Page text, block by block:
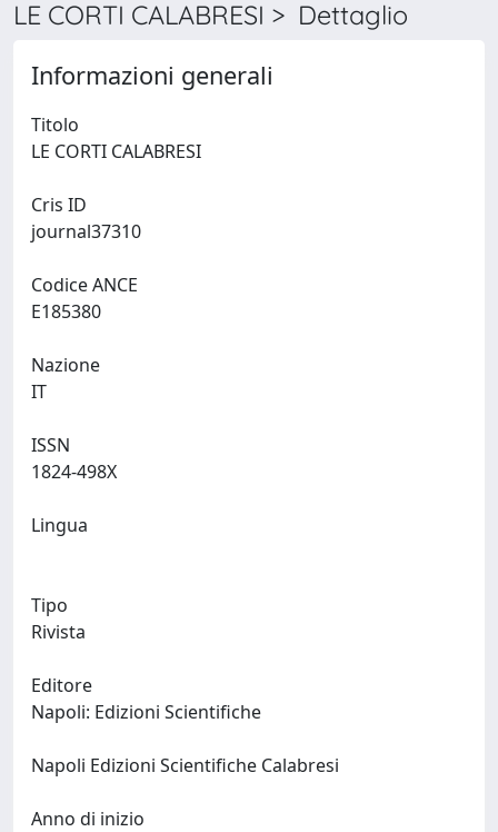
LE CORTI CALABRESI > Dettaglio
Informazioni generali
Titolo
Cris ID
Codice ANCE
Nazione
ISSN
Lingua
Tipo
Rivista
Editore
Napoli: Edizioni Scientifiche
Anno di inizio